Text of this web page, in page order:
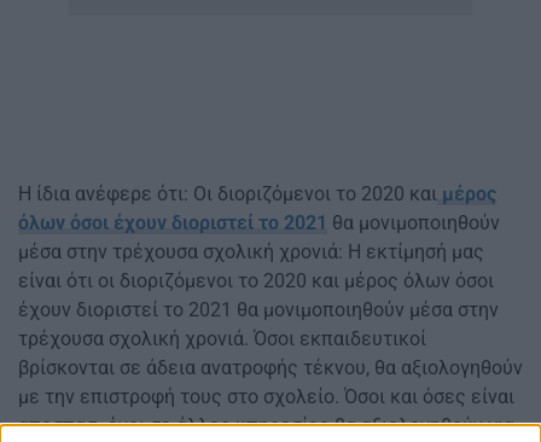
Η ίδια ανέφερε ότι: Oι διοριζόμενοι το 2020 και μέρος
όλων όσοι έχουν διοριστεί το 2021 θα μονιμοποιηθούν
μέσα στην τρέχουσα σχολική χρονιά: Η εκτίμησή μας
είναι ότι οι διοριζόμενοι το 2020 και μέρος όλων όσοι
έχουν διοριστεί το 2021 θα μονιμοποιηθούν μέσα στην
τρέχουσα σχολική χρονιά. Όσοι εκπαιδευτικοί
βρίσκονται σε άδεια ανατροφής τέκνου, θα αξιολογηθούν
με την επιστροφή τους στο σχολείο. Όσοι και όσες είναι
αποσπασμένοι σε άλλες υπηρεσίες θα αξιολογηθούν για